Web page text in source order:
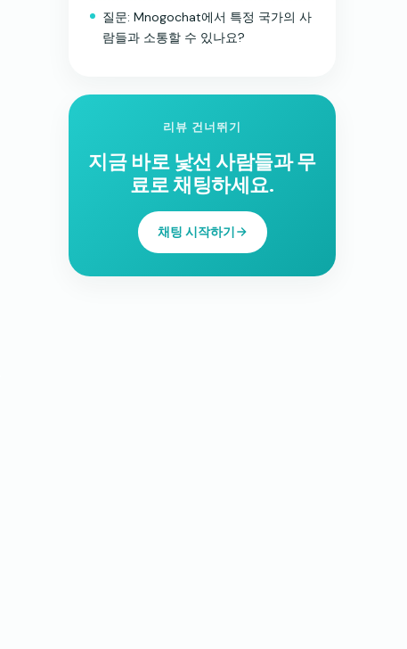
질문: Mnogochat에서 특정 국가의 사
람들과 소통할 수 있나요?
리뷰 건너뛰기
지금 바로 낯선 사람들과 무
료로 채팅하세요.
채팅 시작하기